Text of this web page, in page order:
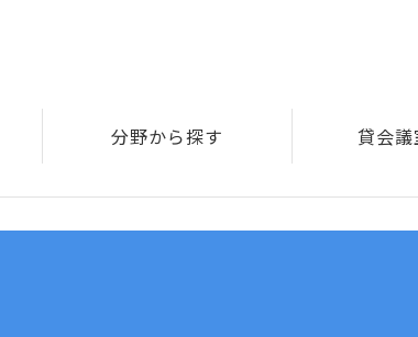
分野から探す 貸会